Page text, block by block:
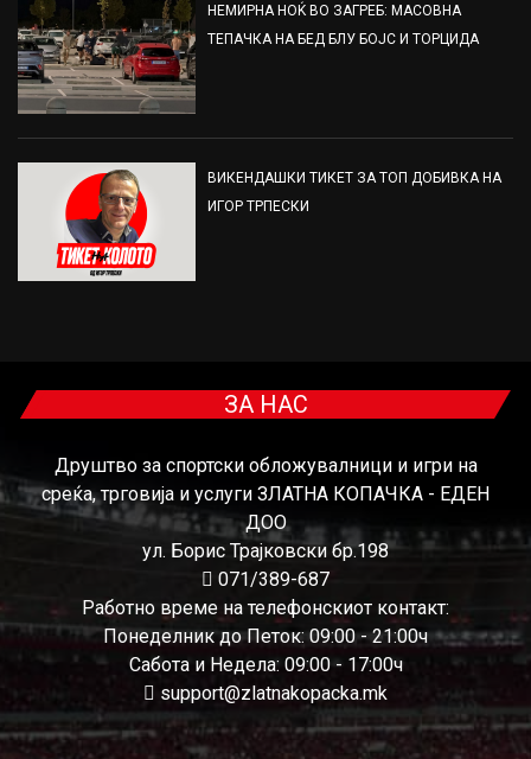
НЕМИРНА НОЌ ВО ЗАГРЕБ: МАСОВНА
ТЕПАЧКА НА БЕД БЛУ БОЈС И ТОРЦИДА
ВИКЕНДАШКИ ТИКЕТ ЗА ТОП ДОБИВКА НА
ИГОР ТРПЕСКИ
ЗА НАС
Друштво за спортски обложувалници и игри на
среќа, трговија и услуги ЗЛАТНА КОПАЧКА - ЕДЕН
ДОО
ул. Борис Трајковски бр.198
071/389-687
Работно време на телефонскиот контакт:
Понеделник до Петок: 09:00 - 21:00ч
Сабота и Недела: 09:00 - 17:00ч
support@zlatnakopacka.mk